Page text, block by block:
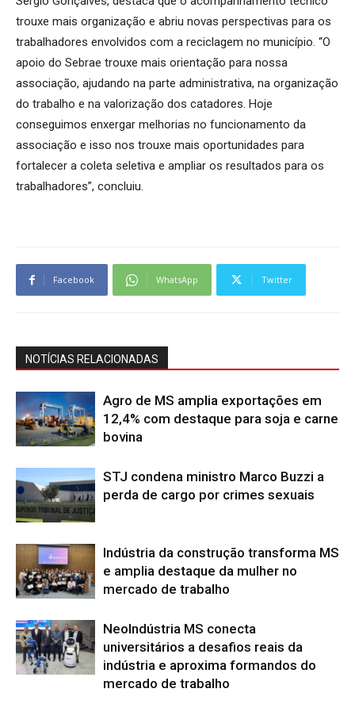
trouxe mais organização e abriu novas perspectivas para os
trabalhadores envolvidos com a reciclagem no município. “O
apoio do Sebrae trouxe mais orientação para nossa
associação, ajudando na parte administrativa, na organização
do trabalho e na valorização dos catadores. Hoje
conseguimos enxergar melhorias no funcionamento da
associação e isso nos trouxe mais oportunidades para
fortalecer a coleta seletiva e ampliar os resultados para os
trabalhadores”, concluiu.
Facebook WhatsApp Twitter
NOTÍCIAS RELACIONADAS
Agro de MS amplia exportações em
12,4% com destaque para soja e carne
bovina
STJ condena ministro Marco Buzzi a
perda de cargo por crimes sexuais
Indústria da construção transforma MS
e amplia destaque da mulher no
mercado de trabalho
NeoIndústria MS conecta
universitários a desafios reais da
indústria e aproxima formandos do
mercado de trabalho